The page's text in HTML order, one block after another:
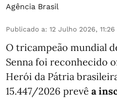
Agência Brasil
Publicado a: 12 Julho 2026, 11:26
O tricampeão mundial
Senna foi reconhecido
Herói da Pátria
15.447/2026 prevê a